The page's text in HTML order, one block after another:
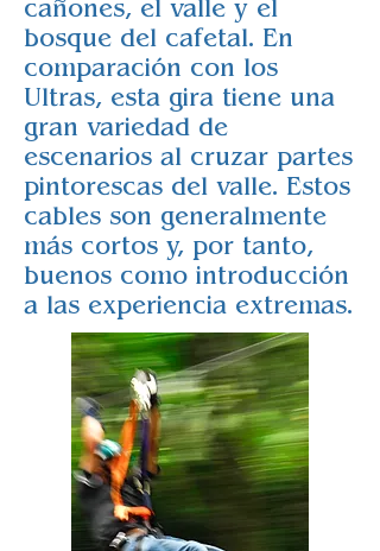
cañones, el valle y el
bosque del cafetal. En
comparación con los
Ultras, esta gira tiene una
gran variedad de
escenarios al cruzar partes
pintorescas del valle. Estos
cables son generalmente
más cortos y, por tanto,
buenos como introducción
a las experiencia extremas.